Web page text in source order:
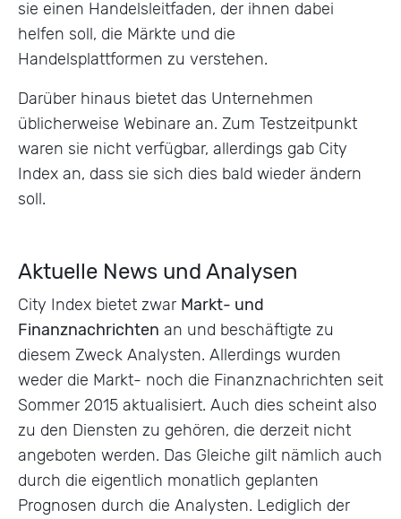
sie einen Handelsleitfaden, der ihnen dabei
helfen soll, die Märkte und die
Handelsplattformen zu verstehen.
Darüber hinaus bietet das Unternehmen
üblicherweise Webinare an. Zum Testzeitpunkt
waren sie nicht verfügbar, allerdings gab City
Index an, dass sie sich dies bald wieder ändern
soll.
Aktuelle News und Analysen
City Index bietet zwar Markt- und
Finanznachrichten an und beschäftigte zu
diesem Zweck Analysten. Allerdings wurden
weder die Markt- noch die Finanznachrichten seit
Sommer 2015 aktualisiert. Auch dies scheint also
zu den Diensten zu gehören, die derzeit nicht
angeboten werden. Das Gleiche gilt nämlich auch
durch die eigentlich monatlich geplanten
Prognosen durch die Analysten. Lediglich der